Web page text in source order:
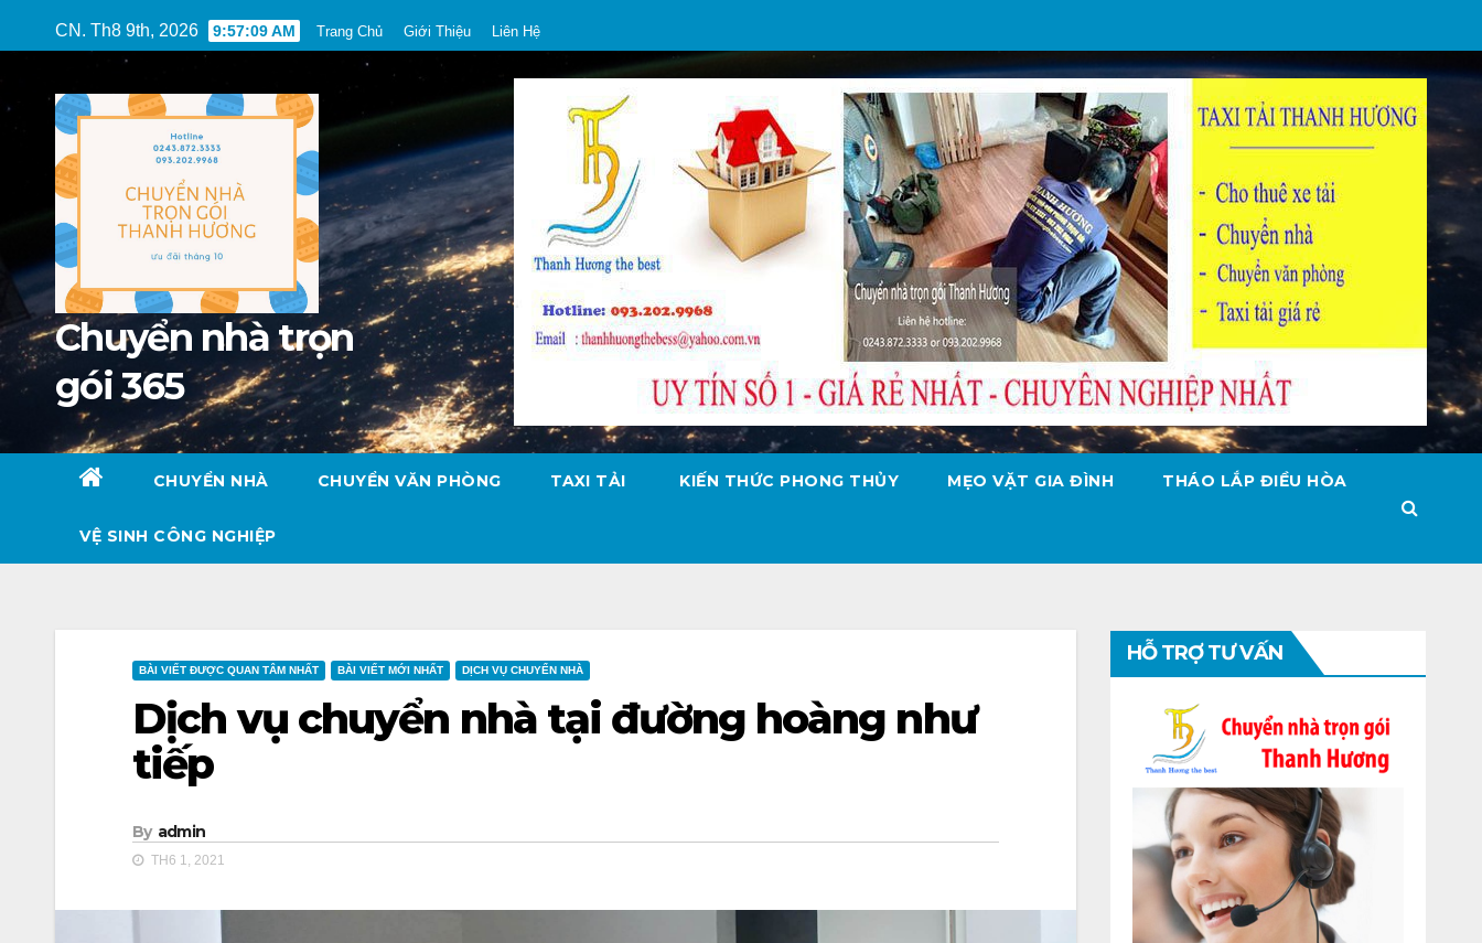
to
CN. Th8 9th, 2026 9:57:11 AM Trang Chủ Giới Thiệu Liên Hệ
Chuyển nhà trọn
gói 365
CHUYỂN NHÀ CHUYỂN VĂN PHÒNG TAXI TẢI KIẾN THỨC PHONG THỦY MẸO VẶT GIA ĐÌNH THÁO LẮP ĐIỀU HÒA
VỆ SINH CÔNG NGHIỆP
BÀI VIẾT ĐƯỢC QUAN TÂM NHẤT BÀI VIẾT MỚI NHẤT DỊCH VỤ CHUYỂN NHÀ
Dịch vụ chuyển nhà tại đường hoàng như
tiếp
By admin
TH6 1, 2021
HỖ TRỢ TƯ VẤN